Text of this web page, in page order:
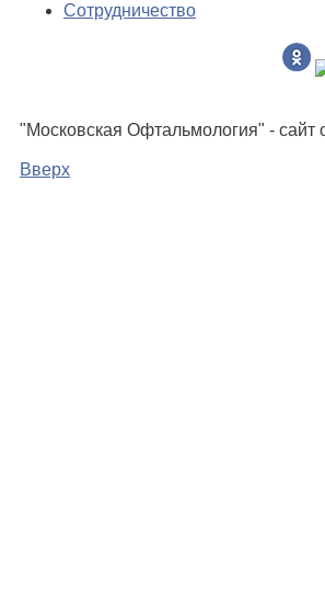
Сотрудничество
"Московская Офтальмология" - сайт
Вверх